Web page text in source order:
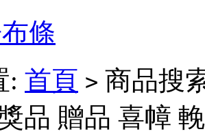
條
: 首頁 > 商品搜
品 贈品 喜幛